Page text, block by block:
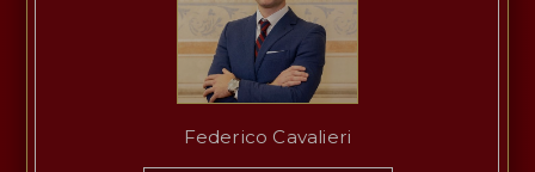
Federico Cavalieri